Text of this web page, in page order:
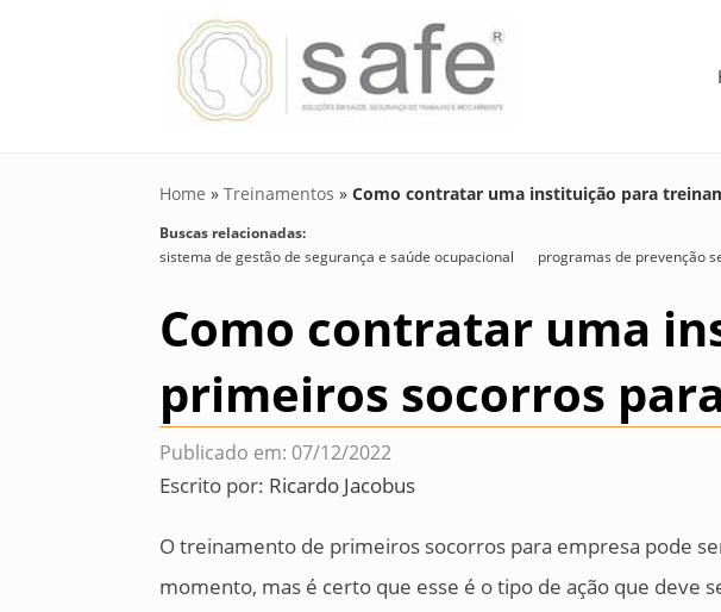
Home »Treinamentos »Como contratar uma instituição para
Buscas relacionadas:
sistema de gestão de segurança e saúde ocupacional
programas de prevenção
Como contratar uma
primeiros socorros
Publicado em: 07/12/2022
Escrito por: Ricardo Jacobus
O treinamento de primeiros socorros para empresa pode
momento, mas é certo que esse é o tipo de ação que deve